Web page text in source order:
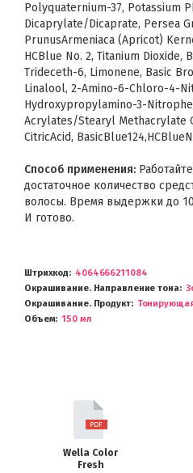
Polyquaternium-37, Potassium
Dicaprylate/Dicaprate, Persea
PrunusArmeniaca (Apricot)
HCBlue No. 2, Titanium Dioxide,
Trideceth-6, Limonene, Basic
Linalool, 2-Amino-6-Chloro-4-
Hydroxypropylamino-3-
Acrylates/Stearyl Methacrylate
CitricAcid,
Способ применения:
достаточное количество
волосы. Время выдержки до
И готово.
Штрихкод
4064666211084
Окрашивание. Направление тона
Окрашивание. Продукт
Объем
150 мл
Wella Color
Fresh